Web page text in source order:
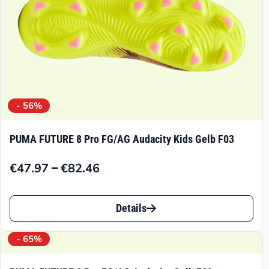
- 56%
PUMA FUTURE 8 Pro FG/AG Audacity Kids Gelb F03
€47.97 –€82.46
Preisspanne:
€82.46
Dieses
Produkt
weist
Details
- 65%